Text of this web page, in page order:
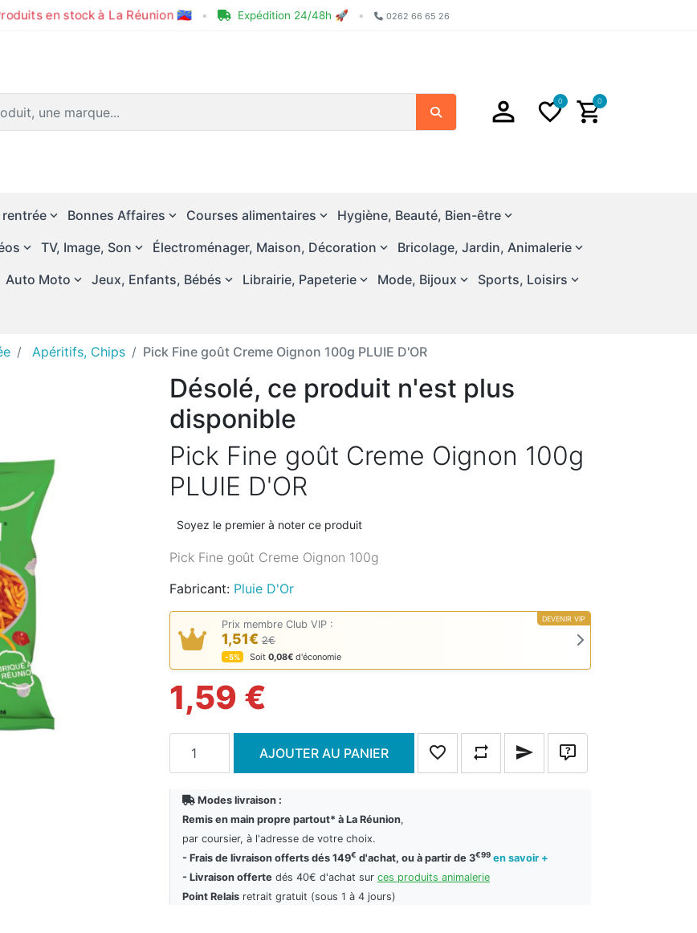
en stock à La Réunion 🇷🇪 • Expédition 24/48h 🚀 • 0262 66 65 26
Chercher
0 0
Bonnes Affaires Courses alimentaires
Hygiène, Beauté, Bien-être
TV, Image, Son Électroménager, Maison, Décoration
Bricolage, Jardin, Animalerie
Auto Moto Jeux, Enfants, Bébés Librairie, Papeterie Mode, Bijoux
Sports, Loisirs
Apéritifs, Chips Pick Fine goût Creme Oignon 100g PLUIE D'OR
Désolé, ce produit n'est plus
disponible
Pick Fine goût Creme Oignon 100g
PLUIE D'OR
Soyez le premier à noter ce produit
Pick Fine goût Creme Oignon 100g
Fabricant: Pluie D'Or
DEVENIR VIP
Prix membre Club VIP :
1,51€ 2€
-5% Soit 0,08€d'économie
1,59 €
AJOUTER AU PANIER Ajouter à la liste de souhaits
Ajouter à la liste de comparaison
Envoyer un email à un ami
Poser une question
Modes livraison :
Remis en main propre partout* à La Réunion,
par coursier, à l'adresse de votre choix.
- Frais de livraison offerts dés 149€ d'achat, ou à partir de 3€99 en savoir +
- Livraison offerte dés 40€ d'achat sur ces produits animalerie
Point Relais retrait gratuit (sous 1 à 4 jours)